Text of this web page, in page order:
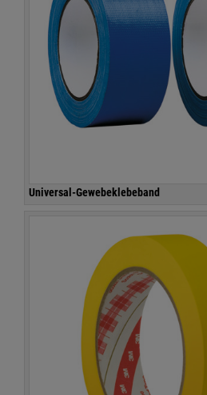
Universal-Gewebeklebeband